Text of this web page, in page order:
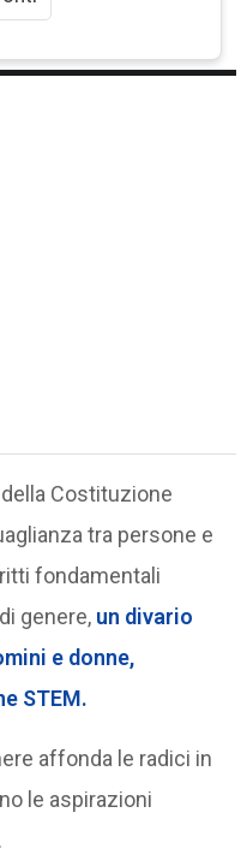
Costituzione
tra persone e
fondamentali
genere, un divario
e donne,
STEM.
affonda le radici in
le aspirazioni